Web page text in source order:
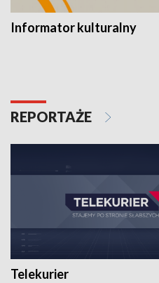
Informator kulturalny
REPORTAŻE
Telekurier